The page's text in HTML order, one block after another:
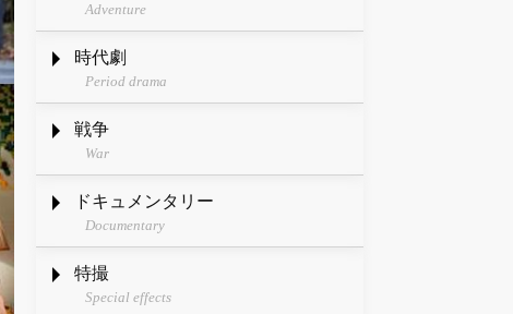
Adventure
時代劇
Period drama
戦争
War
ドキュメンタリー
Documentary
特撮
Special effects